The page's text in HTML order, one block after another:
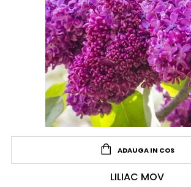
ADAUGA IN COS
LILIAC MOV